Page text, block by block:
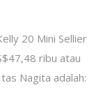
20 Mini Sellier
ribu atau
Nagita adalah: